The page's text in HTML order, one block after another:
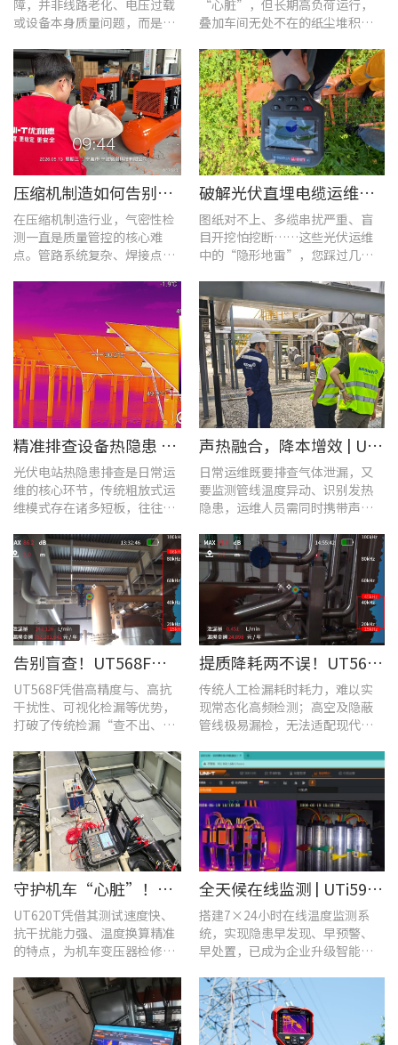
障，并非线路老化、电压过载
或设备本身质量问题，而是谐
易察觉的电能质量隐患导致。
“心脏”，但长期高负荷运行，
叠加车间无处不在的纸尘堆积，
端隐性发热。
压缩机制造如何告别“气密性焦虑”?UT568F红外声热成像仪实战揭秘
在压缩机制造行业，气密性检
测一直是质量管控的核心难
点。管路系统复杂、焊接点众
响产品的制冷性能和能效比
破解光伏直埋电缆运维难题：UT689B智能管线探测仪实测纪实
图纸对不上、多缆串扰严重、盲
目开挖怕挖断……这些光伏运维
中的“隐形地雷”，您踩过几
​精准排查设备热隐患 | UTi640J智能型红外热成像仪赋能光伏电站高效运维
光伏电站热隐患排查是日常运
维的核心环节，传统粗放式运
维模式存在诸多短板，往往面
境，制约电站运维效率与运行
安全性。
声热融合，降本增效 | UT568F红外声成像仪，以智能巡检筑牢气体厂区安全屏障
日常运维既要排查气体泄漏，又
要监测管线温度异动、识别发热
隐患，运维人员需同时携带声学
负重高、频繁切换工具，整体巡
检效率低下。
告别盲查！UT568F红外声成像仪，让汽车智造车间气体泄漏检测更智能高效
UT568F凭借高精度与、高抗
干扰性、可视化检漏等优势，
打破了传统检漏“查不出、查
提质降耗两不误！UT568F红外声成像仪破解酿酒车间检漏难题
传统人工检漏耗时耗力，难以实
现常态化高频检测；高空及隐蔽
管线极易漏检，无法适配现代化
守护机车“心脏”！优利德UT620T助力HXD3C主变压器高效检修
UT620T凭借其测试速度快、
抗干扰能力强、温度换算精准
的特点，为机车变压器检修带
全天候在线监测 | UTi591B在线式红外热成像仪助力配电运维智能化转型
搭建7×24小时在线温度监测系
统，实现隐患早发现、早预警、
早处置，已成为企业升级智能运